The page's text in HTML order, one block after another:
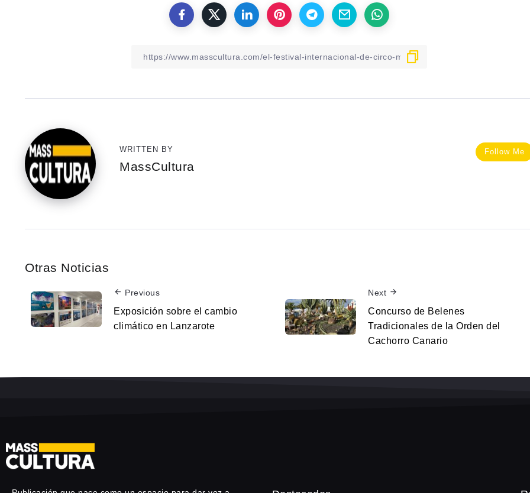
Follow Me
WRITTEN BY
MassCultura
Otras Noticias
Previous
Exposición sobre el cambio
climático en Lanzarote
Next
Concurso de Belenes
Tradicionales de la Orden del
Cachorro Canario